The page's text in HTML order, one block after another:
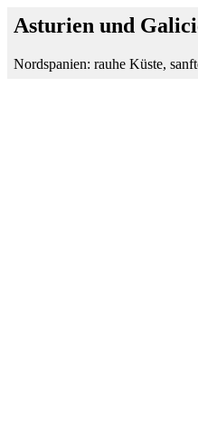
Asturien und
Nordspanien: rauhe Küste,